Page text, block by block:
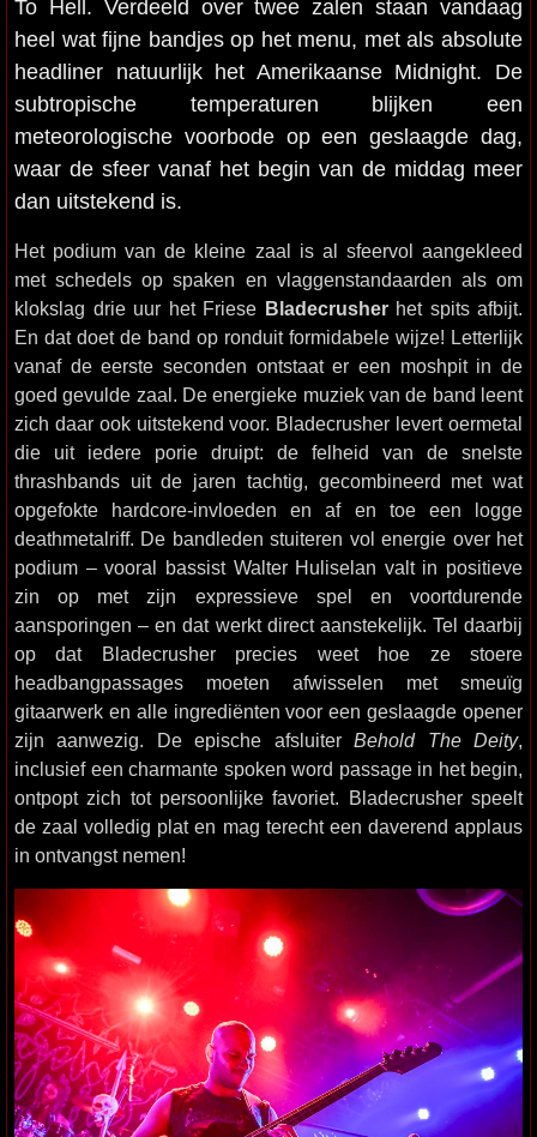
To Hell. Verdeeld over twee zalen staan vandaag
heel wat fijne bandjes op het menu, met als absolute
headliner natuurlijk het Amerikaanse Midnight. De
subtropische temperaturen blijken een
meteorologische voorbode op een geslaagde dag,
waar de sfeer vanaf het begin van de middag meer
dan uitstekend is.
Het podium van de kleine zaal is al sfeervol aangekleed
met schedels op spaken en vlaggenstandaarden als om
klokslag drie uur het Friese Bladecrusherhet spits afbijt.
En dat doet de band op ronduit formidabele wijze! Letterlijk
vanaf de eerste seconden ontstaat er een moshpit in de
goed gevulde zaal. De energieke muziek van de band leent
zich daar ook uitstekend voor. Bladecrusher levert oermetal
die uit iedere porie druipt: de felheid van de snelste
thrashbands uit de jaren tachtig, gecombineerd met wat
opgefokte hardcore-invloeden en af en toe een logge
deathmetalriff. De bandleden stuiteren vol energie over het
podium – vooral bassist Walter Huliselan valt in positieve
zin op met zijn expressieve spel en voortdurende
aansporingen – en dat werkt direct aanstekelijk. Tel daarbij
op dat Bladecrusher precies weet hoe ze stoere
headbangpassages moeten afwisselen met smeuïg
gitaarwerk en alle ingrediënten voor een geslaagde opener
zijn aanwezig. De epische afsluiterBehold The Deity,
inclusief een charmante spoken word passage in het begin,
ontpopt zich tot persoonlijke favoriet. Bladecrusher speelt
de zaal volledig plat en mag terecht een daverend applaus
in ontvangst nemen!